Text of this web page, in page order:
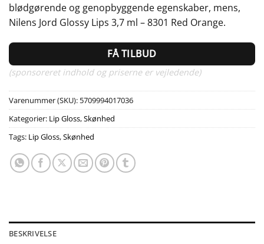
blødgørende og genopbyggende egenskaber, mens,
Nilens Jord Glossy Lips 3,7 ml – 8301 Red Orange.
FÅ TILBUD
(sponsoreret indhold og priserne er vejledende)
Varenummer (SKU): 5709994017036
Kategorier: Lip Gloss,Skønhed
Tags: Lip Gloss,Skønhed
BESKRIVELSE